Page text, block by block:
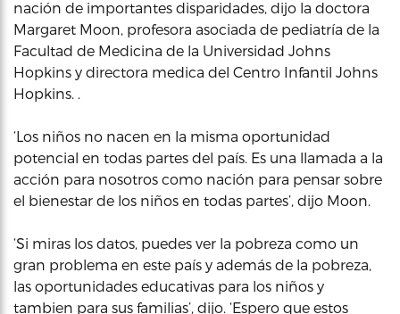
nación de importantes disparidades, dijo la doctora
Margaret Moon, profesora asociada de pediatría de la
Facultad de Medicina de la Universidad Johns
Hopkins y directora medica del Centro Infantil Johns
Hopkins. .
‘Los niños no nacen en la misma oportunidad
potencial en todas partes del país. Es una llamada a la
acción para nosotros como nación para pensar sobre
el bienestar de los niños en todas partes’, dijo Moon.
‘Si miras los datos, puedes ver la pobreza como un
gran problema en este país y además de la pobreza,
las oportunidades educativas para los niños y
tambien para sus familias’, dijo. ‘Espero que estos